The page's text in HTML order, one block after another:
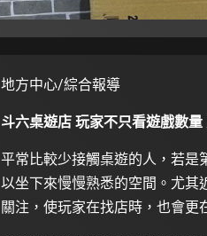
地方中心/綜合報導
斗六桌遊店 玩家不只看遊戲數
平常比較少接觸桌遊的人，若是
以坐下來慢慢熟悉的空間。尤其
關注，使玩家在找店時，也會更